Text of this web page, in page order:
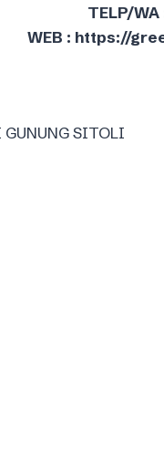
TELP/
WEB : https://
GUNUNG SITOLI